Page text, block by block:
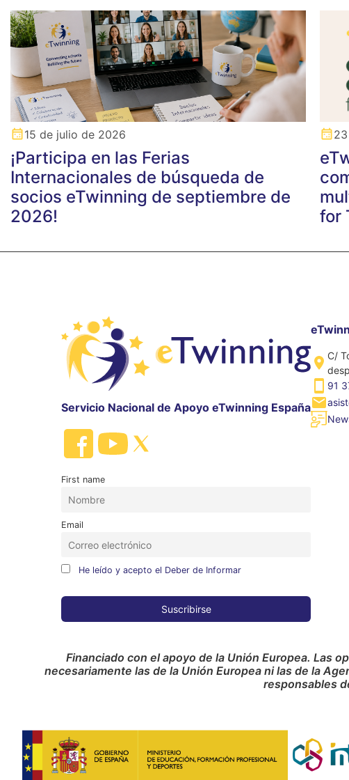
15 de julio de 2026
¡Participa en las Ferias
Internacionales de búsqueda de
socios eTwinning de septiembre de
2026!
for
Servicio Nacional de Apoyo eTwinning España
First name
Email
He leído y acepto el Deber de Informar
C/
91
Financiado con el apoyo de la Unión Europea. Las
necesariamente las de la Unión Europea ni las de la
responsables